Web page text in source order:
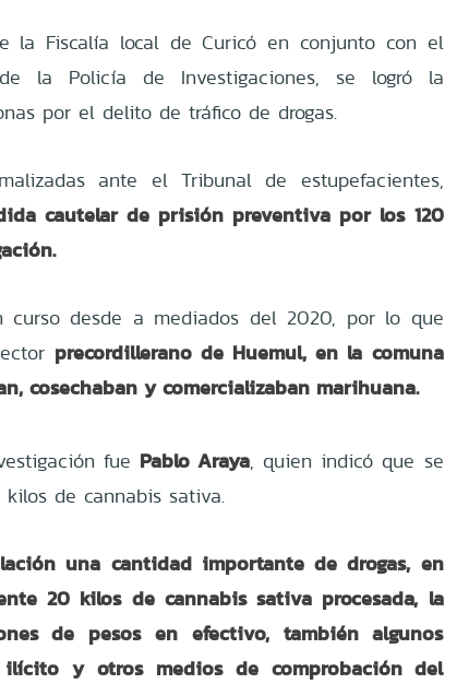
la Fiscalía local de Curicó en conjunto con el
la Policía de Investigaciones, se logró la
por el delito de tráfico de drogas.
ante el Tribunal de estupefacientes,
cautelar de prisión preventiva por los 120
curso desde a mediados del 2020, por lo que
precordillerano de Huemul, en la comuna
cosechaban y comercializaban marihuana.
fue Pablo Araya, quien indicó que se
de cannabis sativa.
una cantidad importante de drogas, en
20 kilos de cannabis sativa procesada, la
de pesos en efectivo, también algunos
ilícito y otros medios de comprobación del